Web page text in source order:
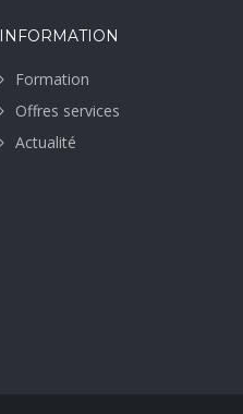
INFORMATION
Formation
Offres services
Actualité